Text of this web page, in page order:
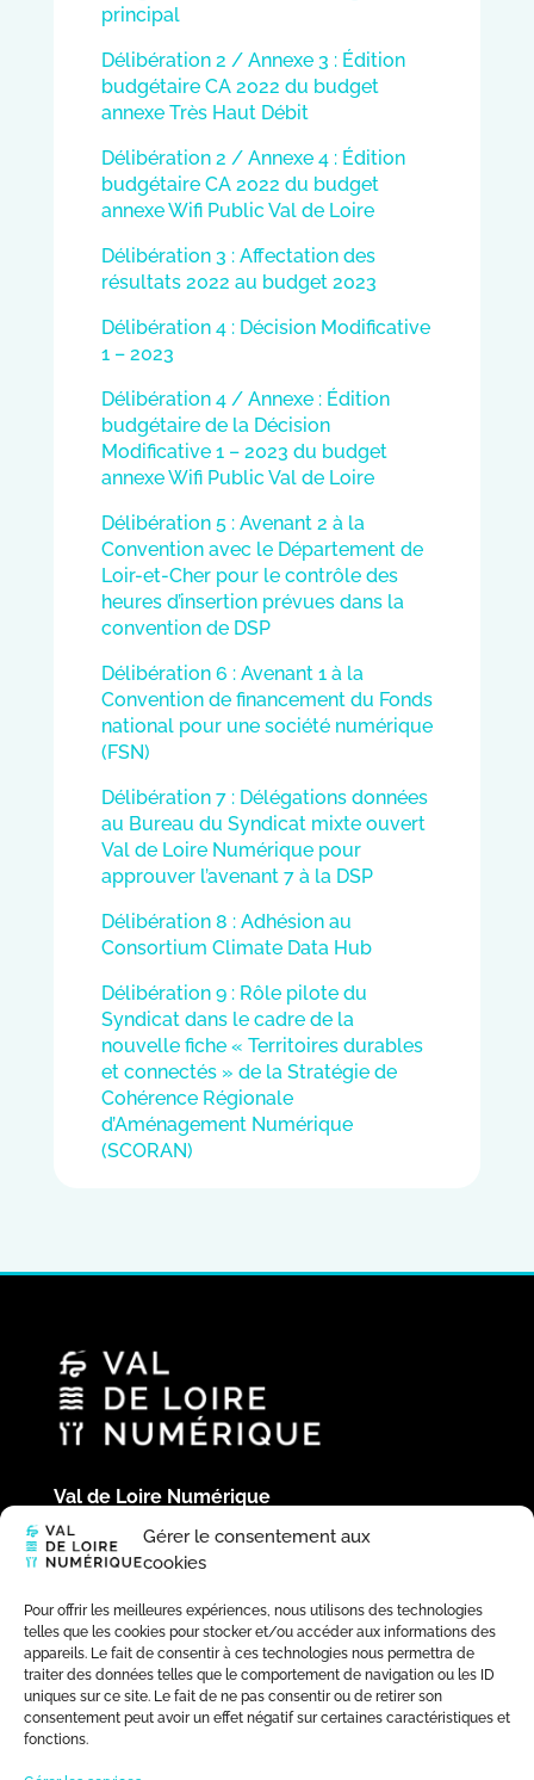
Gérer le consentement aux
cookies
Pour offrir les meilleures expériences, nous utilisons des technologies
telles que les cookies pour stocker et/ou accéder aux informations des
appareils. Le fait de consentir à ces technologies nous permettra de
traiter des données telles que le comportement de navigation ou les ID
uniques sur ce site. Le fait de ne pas consentir ou de retirer son
consentement peut avoir un effet négatif sur certaines caractéristiques et
fonctions.
principal
Délibération 2 / Annexe 3 : Édition
budgétaire CA 2022 du budget
annexe Très Haut Débit
Délibération 2 / Annexe 4 : Édition
budgétaire CA 2022 du budget
annexe Wifi Public Val de Loire
Délibération 3 : Affectation des
résultats 2022 au budget 2023
Délibération 4 : Décision Modificative
1 – 2023
Délibération 4 / Annexe : Édition
budgétaire de la Décision
Modificative 1 – 2023 du budget
annexe Wifi Public Val de Loire
Délibération 5 : Avenant 2 à la
Convention avec le Département de
Loir-et-Cher pour le contrôle des
heures d’insertion prévues dans la
convention de DSP
Délibération 6 : Avenant 1 à la
Convention de financement du Fonds
national pour une société numérique
(FSN)
Délibération 7 : Délégations données
au Bureau du Syndicat mixte ouvert
Val de Loire Numérique pour
approuver l’avenant 7 à la DSP
Délibération 8 : Adhésion au
Consortium Climate Data Hub
Délibération 9 : Rôle pilote du
Syndicat dans le cadre de la
nouvelle fiche « Territoires durables
et connectés » de la Stratégie de
Cohérence Régionale
d’Aménagement Numérique
(SCORAN)
Val de Loire Numérique
Hôtel du Département
Place de la République
41020 Blois Cedex
02 54 58 44 39